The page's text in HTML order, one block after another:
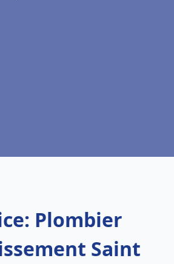
Plombier
Saint